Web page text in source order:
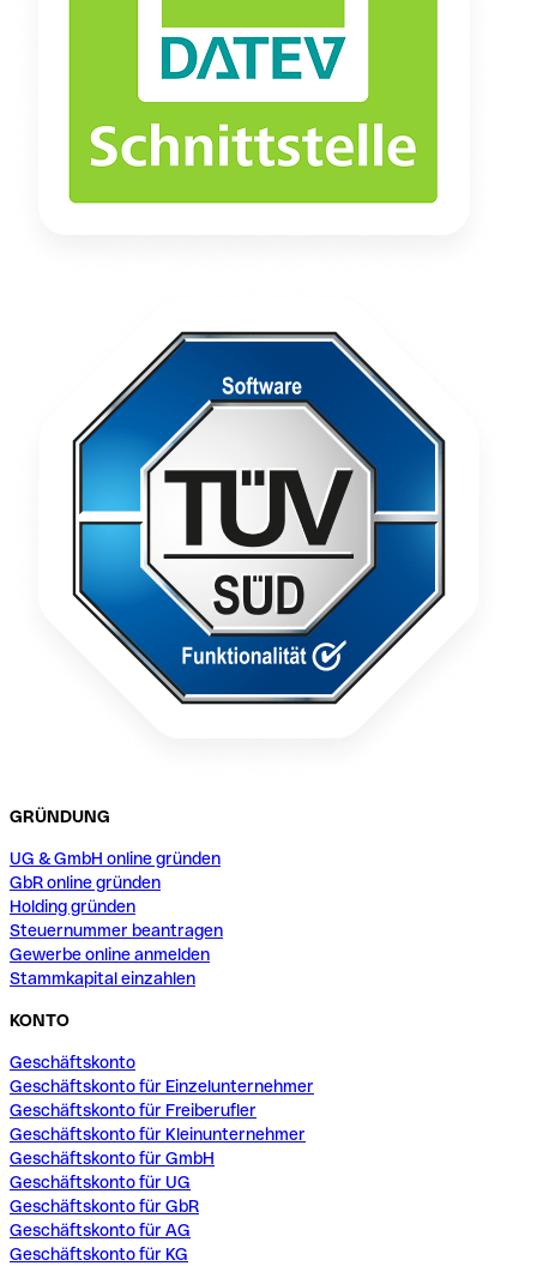
GRÜNDUNG
UG & GmbH online gründen
GbR online gründen
Holding gründen
Steuernummer beantragen
Gewerbe online anmelden
Stammkapital einzahlen
KONTO
Geschäftskonto
Geschäftskonto für Einzelunternehmer
Geschäftskonto für Freiberufler
Geschäftskonto für Kleinunternehmer
Geschäftskonto für GmbH
Geschäftskonto für UG
Geschäftskonto für GbR
Geschäftskonto für AG
Geschäftskonto für KG